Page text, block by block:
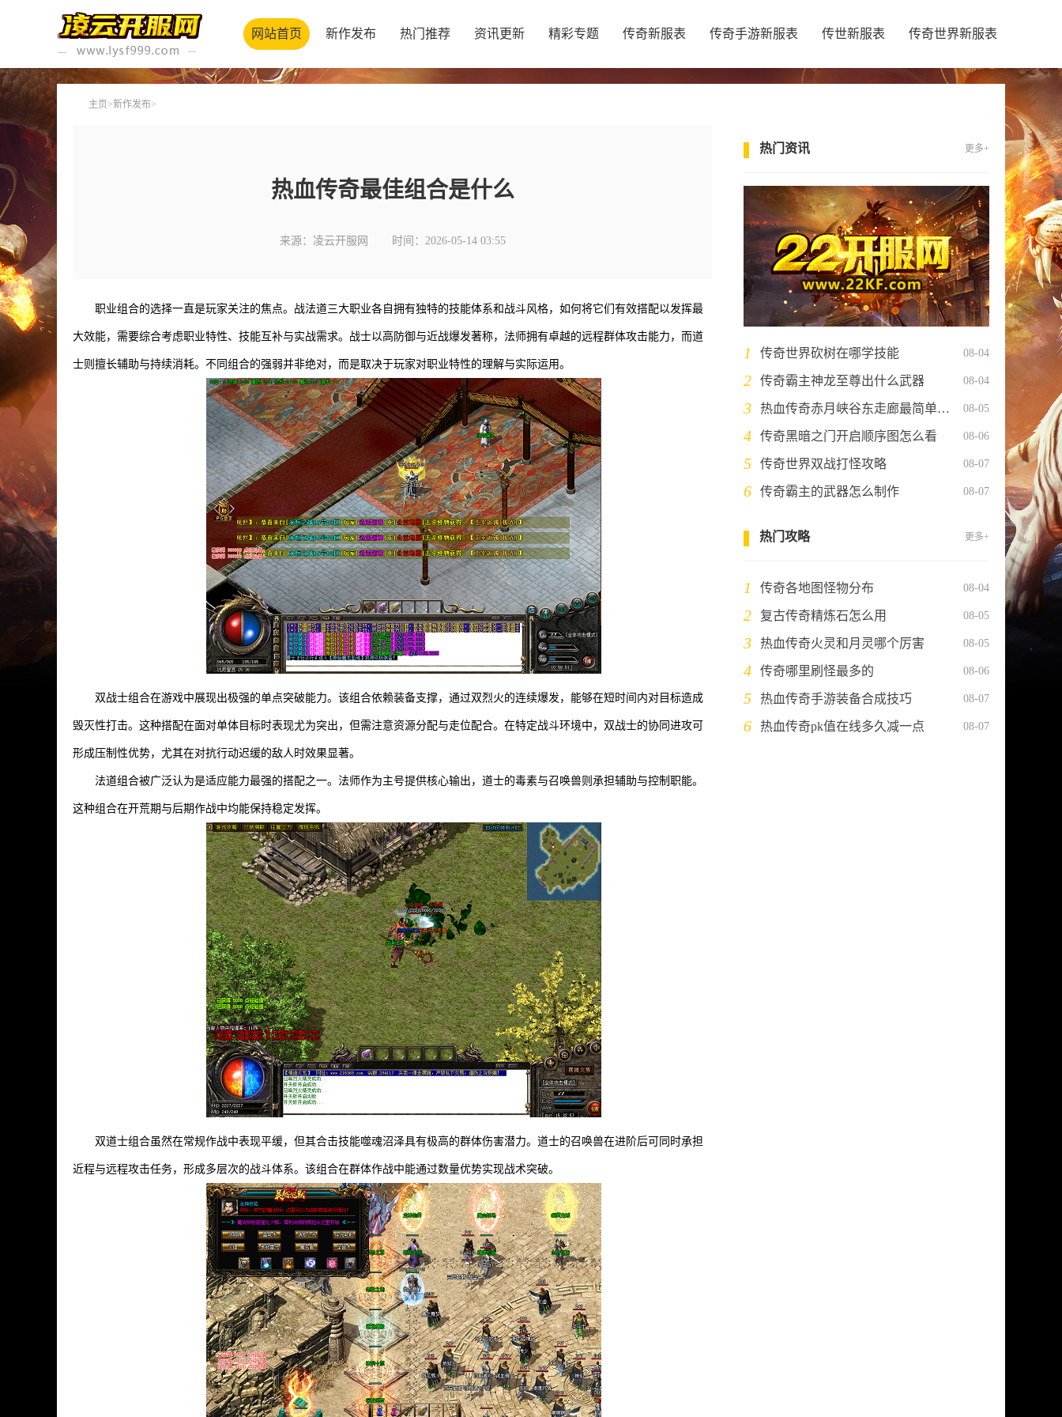
网站首页 新作发布 热门推荐 资讯更新 精彩专题 传奇新服表 传奇手游新服表 传世新服表 传奇世界新服表
主页 >新作发布>
热血传奇最佳组合是什么
来源：凌云开服网 时间：2026-05-14 03:55
职业组合的选择一直是玩家关注的焦点。战法道三大职业各自拥有独特的技能体系和战斗风格，如何将它们有效搭配以发挥最
大效能，需要综合考虑职业特性、技能互补与实战需求。战士以高防御与近战爆发著称，法师拥有卓越的远程群体攻击能力，而道
士则擅长辅助与持续消耗。不同组合的强弱并非绝对，而是取决于玩家对职业特性的理解与实际运用。
双战士组合在游戏中展现出极强的单点突破能力。该组合依赖装备支撑，通过双烈火的连续爆发，能够在短时间内对目标造成
毁灭性打击。这种搭配在面对单体目标时表现尤为突出，但需注意资源分配与走位配合。在特定战斗环境中，双战士的协同进攻可
形成压制性优势，尤其在对抗行动迟缓的敌人时效果显著。
法道组合被广泛认为是适应能力最强的搭配之一。法师作为主号提供核心输出，道士的毒素与召唤兽则承担辅助与控制职能。
这种组合在开荒期与后期作战中均能保持稳定发挥。
双道士组合虽然在常规作战中表现平缓，但其合击技能噬魂沼泽具有极高的群体伤害潜力。道士的召唤兽在进阶后可同时承担
近程与远程攻击任务，形成多层次的战斗体系。该组合在群体作战中能通过数量优势实现战术突破。
热门资讯 更多+
1 传奇世界砍树在哪学技能 08-04
2 传奇霸主神龙至尊出什么武器 08-04
3 热血传奇赤月峡谷东走廊最简单三个步骤 08-05
4 传奇黑暗之门开启顺序图怎么看 08-06
5 传奇世界双战打怪攻略 08-07
6 传奇霸主的武器怎么制作 08-07
热门攻略 更多+
1 传奇各地图怪物分布 08-04
2 复古传奇精炼石怎么用 08-05
3 热血传奇火灵和月灵哪个厉害 08-05
4 传奇哪里刷怪最多的 08-06
5 热血传奇手游装备合成技巧 08-07
6 热血传奇pk值在线多久减一点 08-07